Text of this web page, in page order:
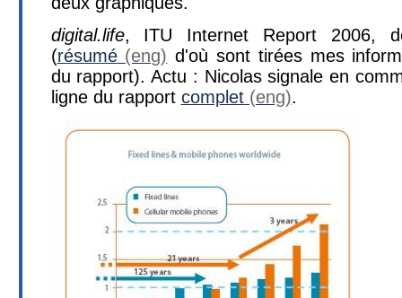
digital.life, ITU Internet Report 2006,
(résumé
d'où sont tirées mes
du rapport). Actu : Nicolas signale en
ligne du rapport complet .